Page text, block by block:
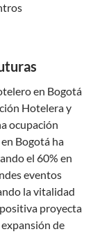
en Bogotá
Hotelera y
ocupación
Bogotá ha
el 60% en
eventos
la vitalidad
proyecta
de